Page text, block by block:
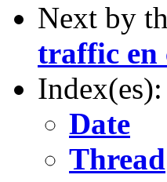
Next by
traffic en
Index(es):
Date
Thread